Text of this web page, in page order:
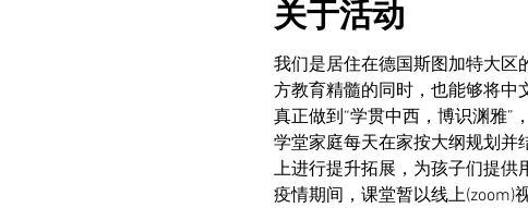
关于活动
我们是居住在德国斯图加特大区
方教育精髓的同时，也能够将中
真正做到“学贯中西，博识渊雅”
学堂家庭每天在家按大纲规划并
上进行提升拓展，为孩子们提供
疫情期间，课堂暂以线上(zoom)